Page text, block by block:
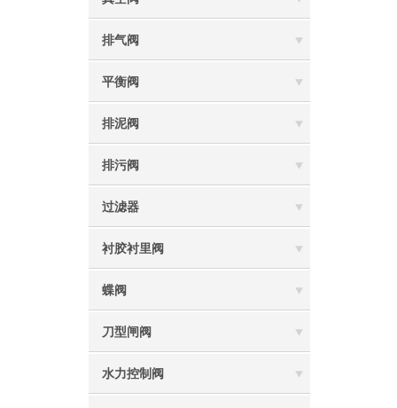
排气阀
平衡阀
排泥阀
排污阀
过滤器
衬胶衬里阀
蝶阀
刀型闸阀
水力控制阀